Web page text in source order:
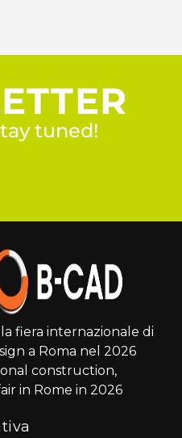
tuned!
fiera internazionale di
a Roma nel 2026
construction,
in Rome in 2026